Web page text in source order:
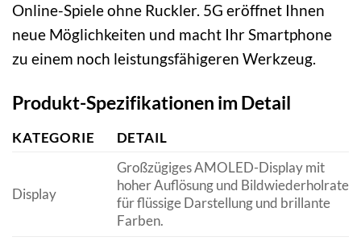
Online-Spiele ohne Ruckler. 5G eröffnet Ihnen
neue Möglichkeiten und macht Ihr Smartphone
zu einem noch leistungsfähigeren Werkzeug.
Produkt-Spezifikationen im Detail
KATEGORIE DETAIL
Display
Großzügiges AMOLED-Display mit
hoher Auflösung und Bildwiederholrate
für flüssige Darstellung und brillante
Farben.